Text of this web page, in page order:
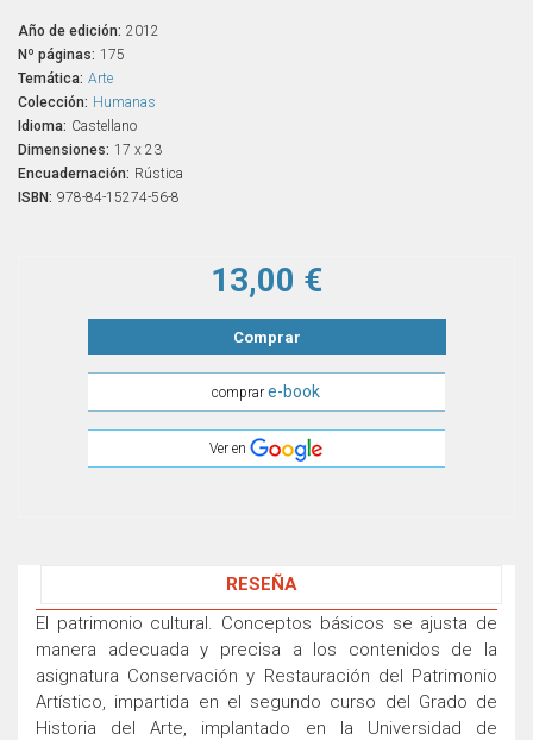
Año de edición: 2012
Nº páginas: 175
Temática: Arte
Colección: Humanas
Idioma: Castellano
Dimensiones: 17 x 23
Encuadernación: Rústica
ISBN: 978-84-15274-56-8
13,00 €
Comprar
comprare-book
Ver en
RESEÑA
El patrimonio cultural. Conceptos básicos se ajusta de
manera adecuada y precisa a los contenidos de la
asignatura Conservación y Restauración del Patrimonio
Artístico, impartida en el segundo curso del Grado de
Historia del Arte, implantado en la Universidad de